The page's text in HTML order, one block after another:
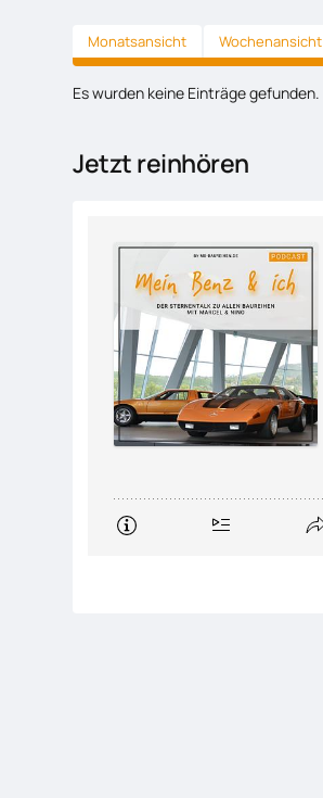
Monatsansicht Wochenansicht
Es wurden keine Einträge gefunden.
Jetzt reinhören